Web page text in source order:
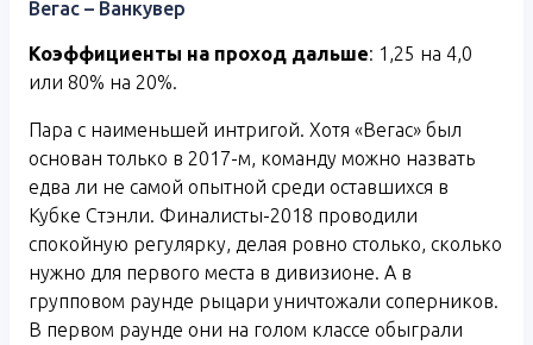
Вегас – Ванкувер
Коэффициенты на проход дальше: 1,25 на 4,0
или 80% на 20%.
Пара с наименьшей интригой. Хотя «Вегас» был
основан только в 2017-м, команду можно назвать
едва ли не самой опытной среди оставшихся в
Кубке Стэнли. Финалисты-2018 проводили
спокойную регулярку, делая ровно столько, сколько
нужно для первого места в дивизионе. А в
групповом раунде рыцари уничтожали соперников.
В первом раунде они на голом классе обыграли